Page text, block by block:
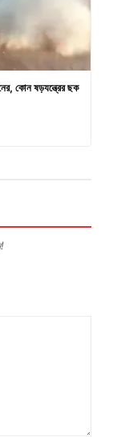
কোন ষড়যন্ত্রের ছক